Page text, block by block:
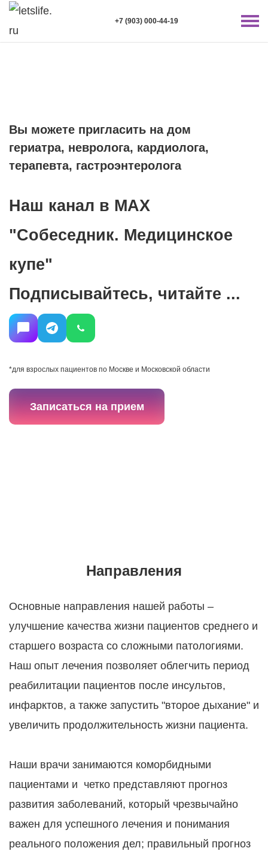
+7 (903) 000-44-19
Вы можете пригласить на дом
гериатра, невролога, кардиолога,
терапевта, гастроэнтеролога
Наш канал в MAX
"Собеседник. Медицинское
купе"
Подписывайтесь, читайте ...
*для взрослых пациентов по Москве и Московской области
Записаться на прием
Направления
Основные направления нашей работы –
улучшение качества жизни пациентов среднего и
старшего возраста со сложными патологиями.
Н‌аш опыт лечения позволяет облегчить период
реабилитации пациентов после инсультов,
инфарктов, а также запустить "второе дыхание" и
увеличить продолжительность жизни пациента.
Наши врачи занимаются коморбидными
пациентами и четко представляют прогноз
развития заболеваний, который чрезвычайно
важен для успешного лечения и понимания
реального положения дел; правильный прогноз